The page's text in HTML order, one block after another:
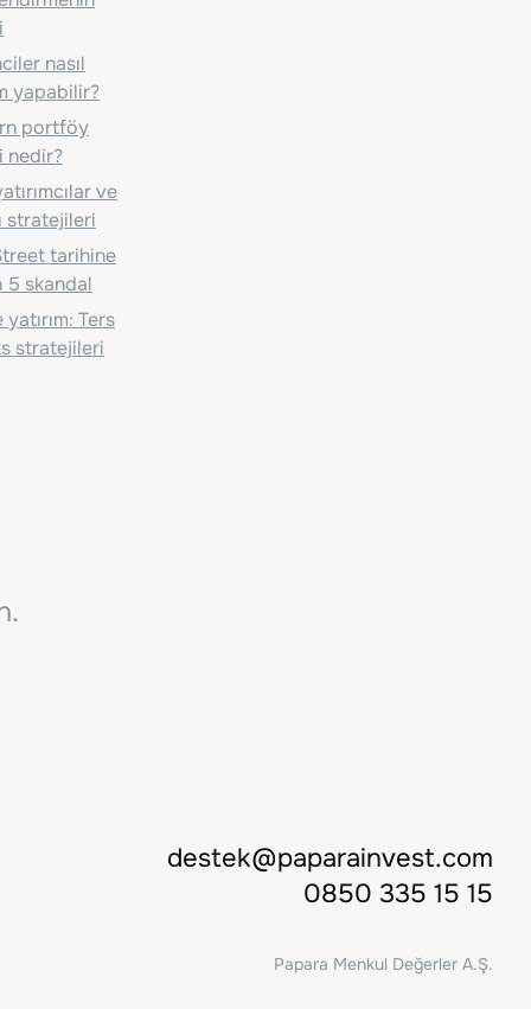
nasıl
yapabilir?
portföy
nedir?
ve
stratejileri
tarihine
5 skandal
Ters
stratejileri
destek@paparainvest.com
0850 335 15 15
Papara Menkul Değerler A.Ş.